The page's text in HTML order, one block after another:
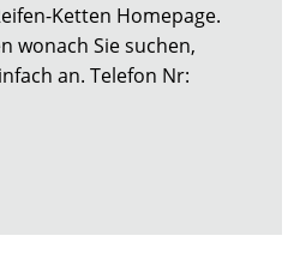
Ketten Homepage.
wonach Sie suchen,
an. Telefon Nr: